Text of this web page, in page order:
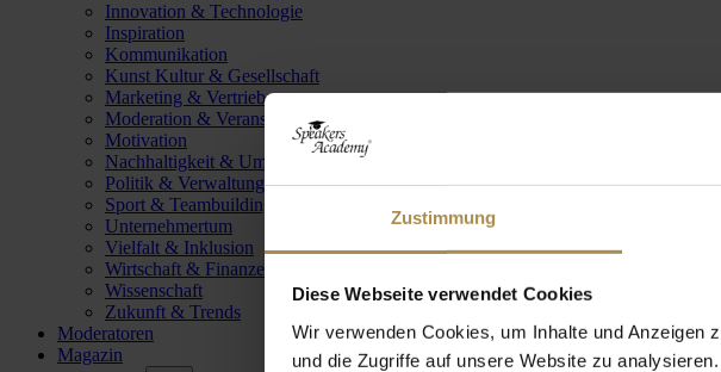
Zustimmung
Diese Webseite verwendet Cookies
Wir verwenden Cookies, um Inhalte und Anzeigen
und die Zugriffe auf unsere Website zu
Innovation & Technologie
Inspiration
Kommunikation
Kunst Kultur & Gesellschaft
Marketing & Vertrieb
Moderation & Veranstaltungsleitung
Motivation
Nachhaltigkeit & Umwelt
Politik & Verwaltung
Sport & Teambuilding
Unternehmertum
Vielfalt & Inklusion
Wirtschaft & Finanzen
Wissenschaft
Zukunft & Trends
Moderatoren
Magazin